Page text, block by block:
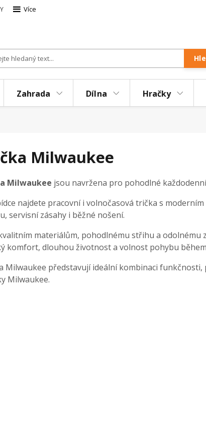
Více
Zahrada Dílna Hračky
Milwaukee
Milwaukee jsou navržena pro pohodlné
najdete pracovní i volnočasová trička s
servisní zásahy i běžné nošení.
materiálům, pohodlnému střihu a
komfort, dlouhou životnost a volnost pohybu
Milwaukee představují ideální kombinaci
Milwaukee.